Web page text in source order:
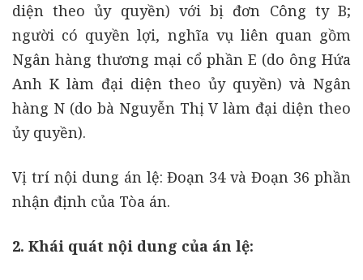
diện theo ủy quyền) với bị đơn Công ty B;
người có quyền lợi, nghĩa vụ liên quan gồm
Ngân hàng thương mại cổ phần E (do ông Hứa
Anh K làm đại diện theo ủy quyền) và Ngân
hàng N (do bà Nguyễn Thị V làm đại diện theo
ủy quyền).
Vị trí nội dung án lệ: Đoạn 34 và Đoạn 36 phần
nhận định của Tòa án.
2. Khái quát nội dung của án lệ: